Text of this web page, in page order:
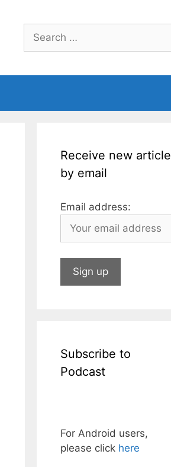
Search
for:
Receive new article
by email
Email address:
Subscribe to
Podcast
For Android users,
please click here